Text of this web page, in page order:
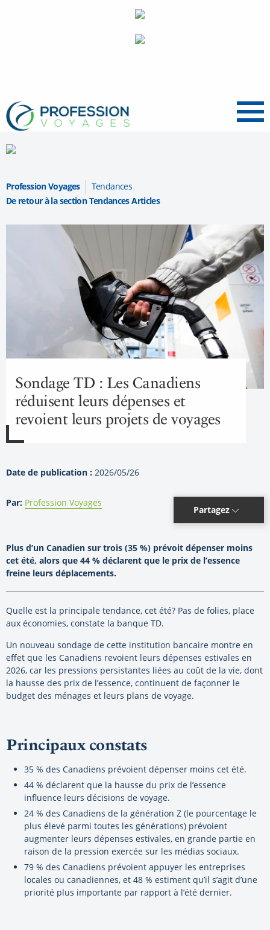
Menu
Profession Voyages
Tendances
De retour à la section Tendances Articles
Sondage TD : Les Canadiens
réduisent leurs dépenses et
revoient leurs projets de voyages
Date de publication : 2026/05/26
Par: Profession Voyages
Partagez
Plus d’un Canadien sur trois (35 %) prévoit dépenser moins
cet été, alors que 44 % déclarent que le prix de l’essence
freine leurs déplacements.
Quelle est la principale tendance, cet été? Pas de folies, place
aux économies, constate la banque TD.
Un nouveau sondage de cette institution bancaire montre en
effet que les Canadiens revoient leurs dépenses estivales en
2026, car les pressions persistantes liées au coût de la vie, dont
la hausse des prix de l’essence, continuent de façonner le
budget des ménages et leurs plans de voyage.
Principaux constats
35 % des Canadiens prévoient dépenser moins cet été.
44 % déclarent que la hausse du prix de l’essence
influence leurs décisions de voyage.
24 % des Canadiens de la génération Z (le pourcentage le
plus élevé parmi toutes les générations) prévoient
augmenter leurs dépenses estivales, en grande partie en
raison de la pression exercée sur les médias sociaux.
79 % des Canadiens prévoient appuyer les entreprises
locales ou canadiennes, et 48 % estiment qu’il s’agit d’une
priorité plus importante par rapport à l’été dernier.